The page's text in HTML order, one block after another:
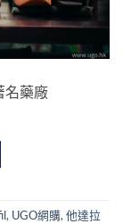
名藥廠
, UGO網購, 他達拉